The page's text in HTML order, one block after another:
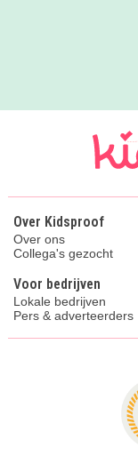
Over Kidsproof
Over ons
Collega's gezocht
Voor bedrijven
Lokale bedrijven
Pers & adverteerders